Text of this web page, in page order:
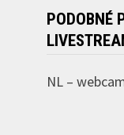
PODOBNÉ
NL –